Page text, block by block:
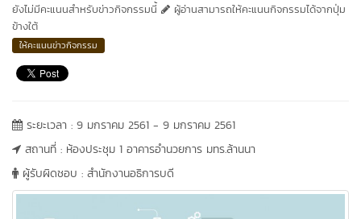
ยังไม่มีคะแนนสำหรับข่าวกิจกรรมนี้
ผู้อ่านสามารถให้คะแนนกิจกรรมได้จากปุ่ม
ข้างใต้
ให้คะแนนข่าวกิจกรรม
ระยะเวลา : 9 มกราคม 2561 - 9 มกราคม 2561
สถานที่ : ห้องประชุม 1 อาคารอำนวยการ มทร.ล้านนา
ผู้รับผิดชอบ : สำนักงานอธิการบดี